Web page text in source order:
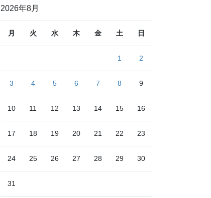
2026年8月
月 火 水 木 金 土 日
1 2
3 4 5 6 7 8 9
10 11 12 13 14 15 16
17 18 19 20 21 22 23
24 25 26 27 28 29 30
31